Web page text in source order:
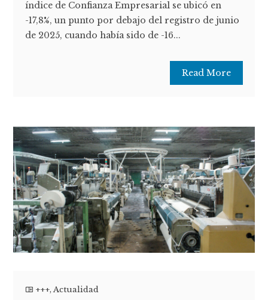
índice de Confianza Empresarial se ubicó en
-17,8%, un punto por debajo del registro de junio
de 2025, cuando había sido de -16...
Read More
+++,Actualidad